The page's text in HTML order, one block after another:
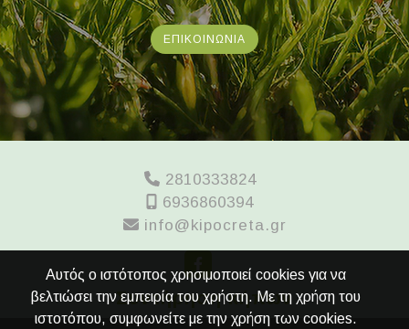
ΕΠΙΚΟΙΝΩΝΙΑ
2810333824
6936860394
info@kipocreta.gr
Συντήρηση κήπων
Αυτός ο ιστότοπος χρησιμοποιεί cookies για να
βελτιώσει την εμπειρία του χρήστη. Με τη χρήση του
ιστοτόπου, συμφωνείτε με την χρήση των cookies.